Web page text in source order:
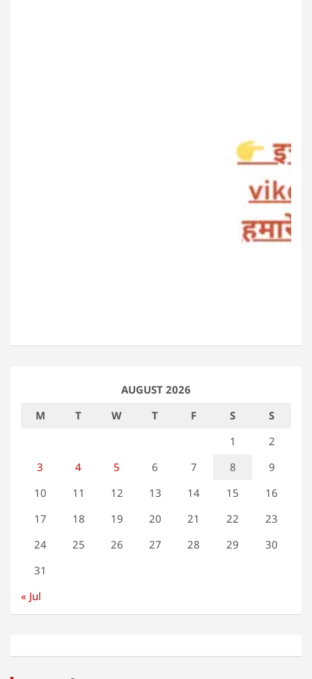
AUGUST 2026
M
T W T F S
S
1
2
3
4 5 6 7 8
9
10
11 12 13 14 15
16
17
18 19 20 21 22
23
24
25 26 27 28 29
30
31
« Jul